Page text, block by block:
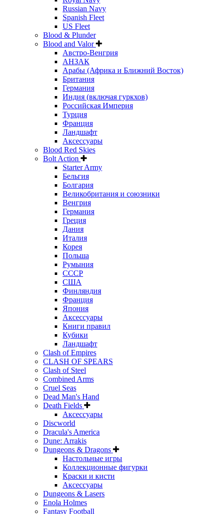
Russian Navy
Spanish Fleet
US Fleet
Blood & Plunder
Blood and Valor
Австро-Венгрия
АНЗАК
Арабы (Африка и Ближний Восток)
Британия
Германия
Индия (включая гуркхов)
Российская Империя
Турция
Франция
Ландшафт
Аксессуары
Blood Red Skies
Bolt Action
Starter Army
Бельгия
Болгария
Великобритания и союзники
Венгрия
Германия
Греция
Дания
Италия
Корея
Польша
Румыния
СССР
США
Финляндия
Франция
Япония
Аксессуары
Книги правил
Кубики
Ландшафт
Clash of Empires
CLASH OF SPEARS
Clash of Steel
Combined Arms
Cruel Seas
Dead Man's Hand
Death Fields
Аксессуары
Discworld
Dracula's America
Dune: Arrakis
Dungeons & Dragons
Настольные игры
Коллекционные фигурки
Краски и кисти
Аксессуары
Dungeons & Lasers
Enola Holmes
Fantasy Football